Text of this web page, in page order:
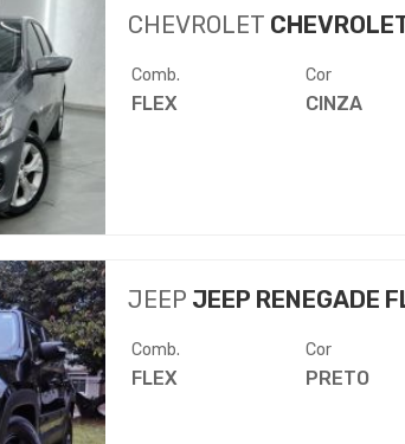
CHEVROLET
Comb.
FLEX
Cor
CINZA
JEEP JEEP RENEGADE
Comb.
FLEX
Cor
PRETO